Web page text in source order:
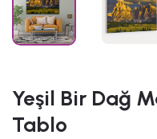
Yeşil Bir Dağ
Tablo